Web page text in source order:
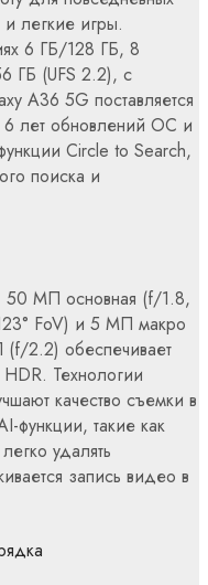
и легкие игры.
6 ГБ/128 ГБ, 8
ГБ (UFS 2.2), с
A36 5G поставляется
6 лет обновлений ОС и
Circle to Search,
поиска и
50 МП основная (f/1.8,
FoV) и 5 МП макро
2.2) обеспечивает
Технологии
качество съемки в
функции, такие как
удалять
запись видео в